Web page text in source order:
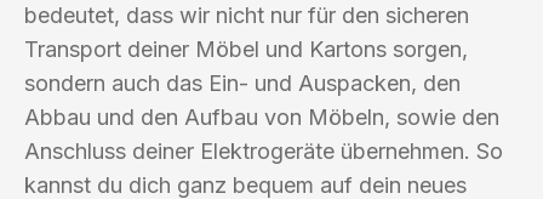
bedeutet, dass wir nicht nur für den sicheren
Transport deiner Möbel und Kartons sorgen,
sondern auch das Ein- und Auspacken, den
Abbau und den Aufbau von Möbeln, sowie den
Anschluss deiner Elektrogeräte übernehmen. So
kannst du dich ganz bequem auf dein neues